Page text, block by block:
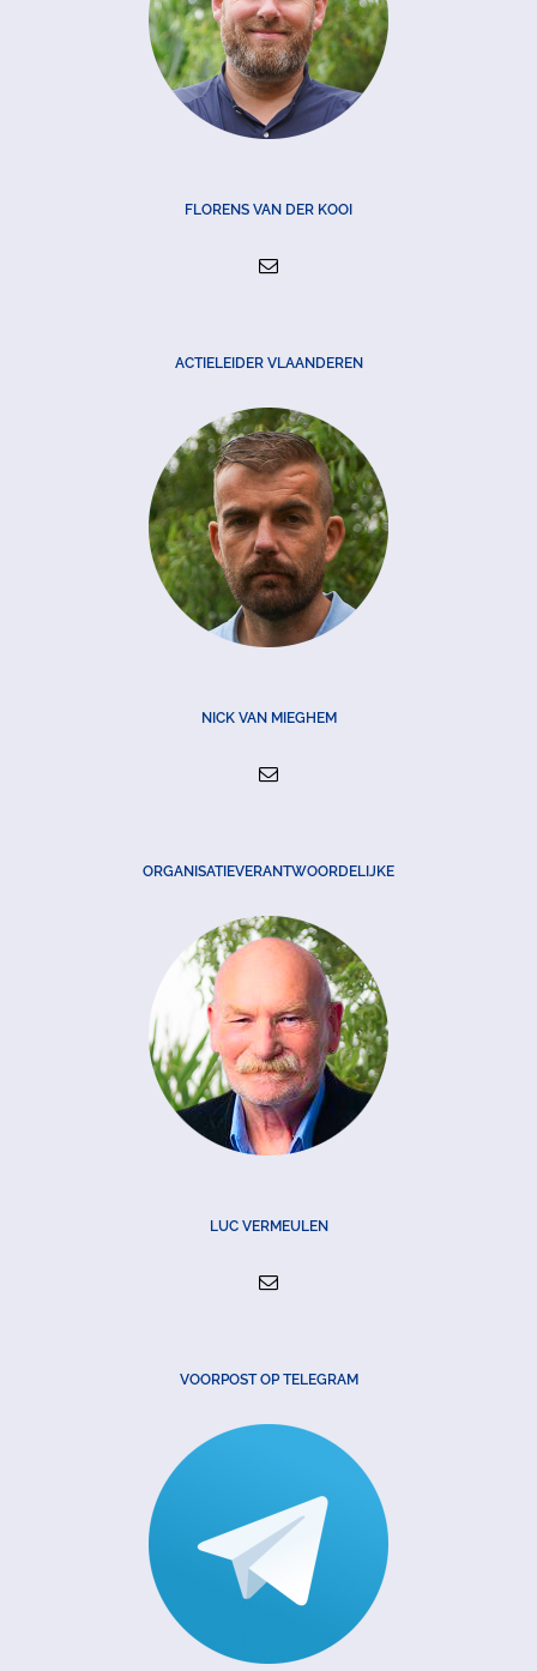
FLORENS VAN DER KOOI
ACTIELEIDER VLAANDEREN
NICK VAN MIEGHEM
ORGANISATIEVERANTWOORDELIJKE
LUC VERMEULEN
VOORPOST OP TELEGRAM